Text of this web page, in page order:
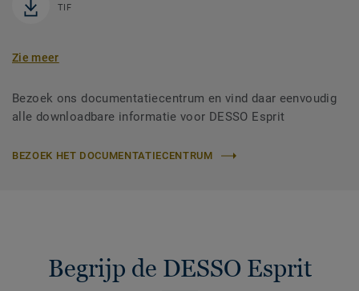
TIF
Zie meer
Bezoek ons documentatiecentrum en vind daar eenvoudig
alle downloadbare informatie voor DESSO Esprit
BEZOEK HET DOCUMENTATIECENTRUM
Begrijp de DESSO Esprit